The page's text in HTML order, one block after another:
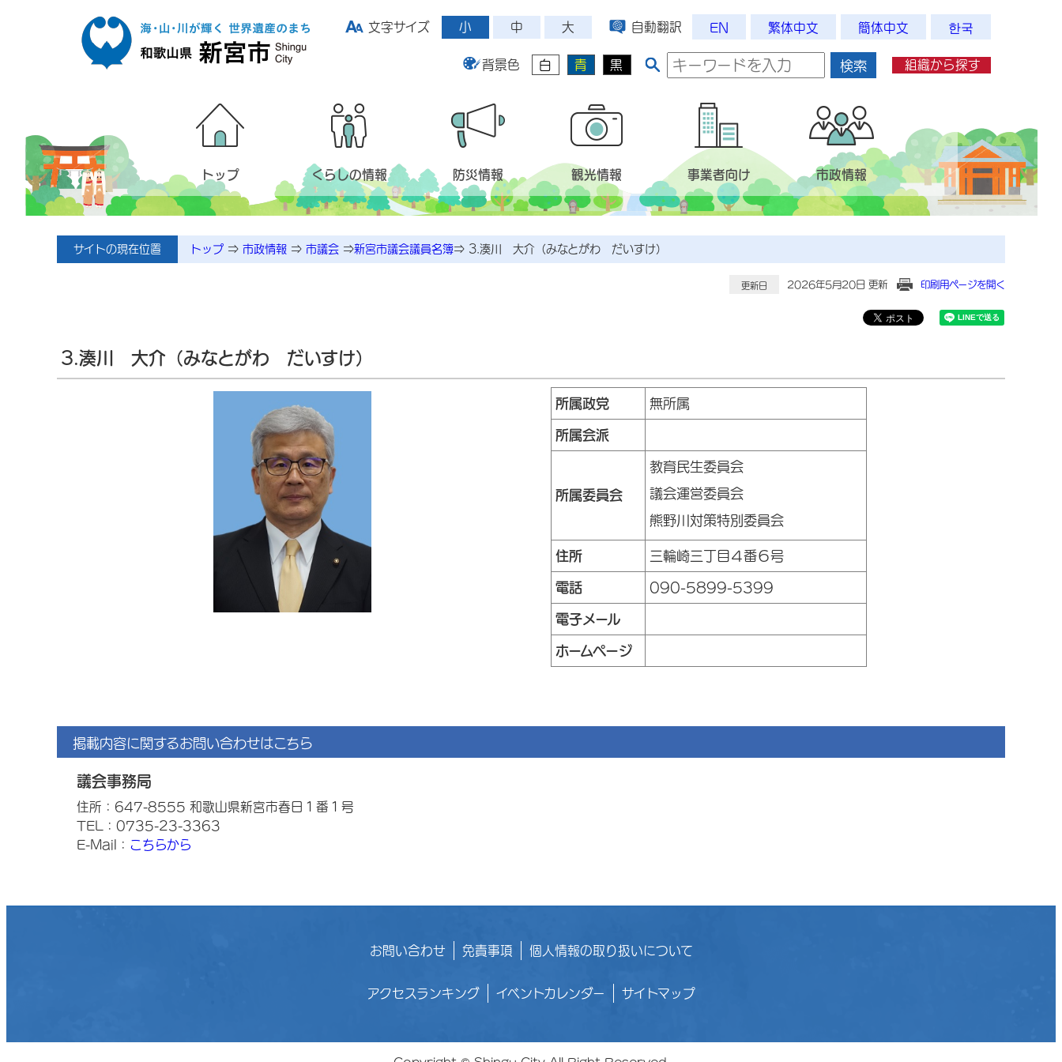
文字サイズ
小 中 大 自動翻訳 EN 繁体中文 簡体中文 한국
背景色 白 青 黒 検索 組織から探す
トップ くらしの情報 防災情報 観光情報 事業者向け 市政情報
サイトの現在位置 トップ ⇒ 市政情報 ⇒ 市議会 ⇒新宮市議会議員名簿⇒ 3.湊川 大介（みなとがわ だいすけ）
更新日 2026年5月20日 更新 印刷用ページを開く
3.湊川 大介（みなとがわ だいすけ）
所属政党 無所属
所属会派
所属委員会
教育民生委員会
議会運営委員会
熊野川対策特別委員会
住所 三輪崎三丁目４番６号
電話 090-5899-5399
電子メール
ホームページ
掲載内容に関するお問い合わせはこちら
議会事務局
住所：647-8555 和歌山県新宮市春日１番１号
TEL：0735-23-3363
E-Mail： こちらから
お問い合わせ 免責事項 個人情報の取り扱いについて
アクセスランキング イベントカレンダー サイトマップ